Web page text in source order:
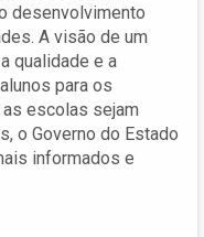
desenvolvimento
A visão de um
qualidade e a
para os
escolas sejam
o Governo do Estado
informados e